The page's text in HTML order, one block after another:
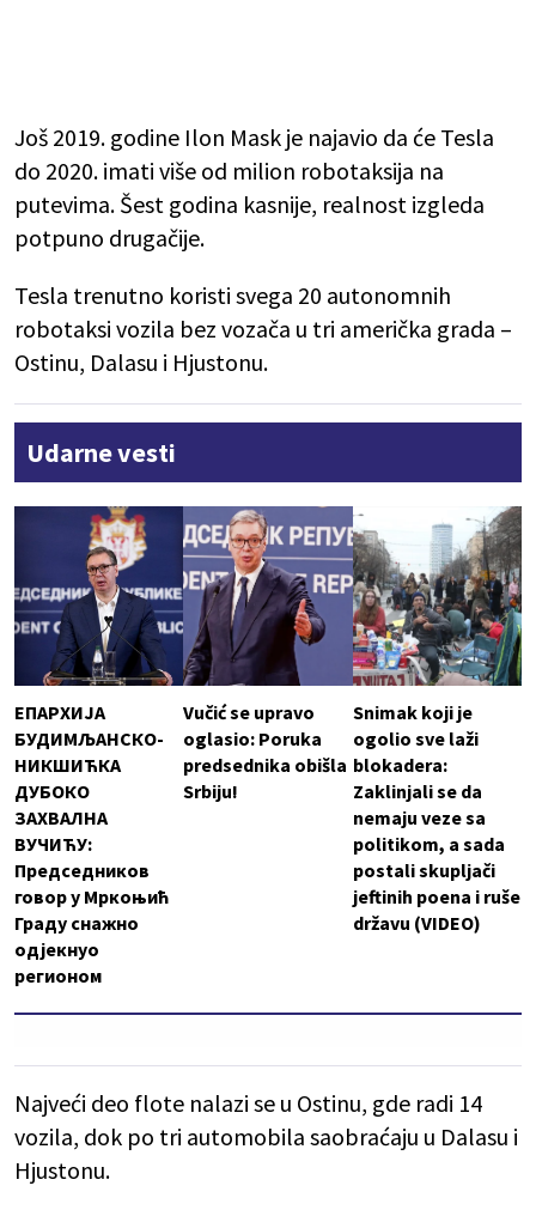
Još 2019. godine Ilon Mask je najavio da će Tesla
do 2020. imati više od milion robotaksija na
putevima. Šest godina kasnije, realnost izgleda
potpuno drugačije.
Tesla trenutno koristi svega 20 autonomnih
robotaksi vozila bez vozača u tri američka grada –
Ostinu, Dalasu i Hjustonu.
Udarne vesti
ЕПАРХИЈА
БУДИМЉАНСКО-
НИКШИЋКА
ДУБОКО
ЗАХВАЛНА
ВУЧИЋУ:
Председников
говор у Мркоњић
Граду снажно
одјекнуо
регионом
Vučić se upravo
oglasio: Poruka
predsednika obišla
Srbiju!
Snimak koji je
ogolio sve laži
blokadera:
Zaklinjali se da
nemaju veze sa
politikom, a sada
postali skupljači
jeftinih poena i ruše
državu (VIDEO)
Najveći deo flote nalazi se u Ostinu, gde radi 14
vozila, dok po tri automobila saobraćaju u Dalasu i
Hjustonu.